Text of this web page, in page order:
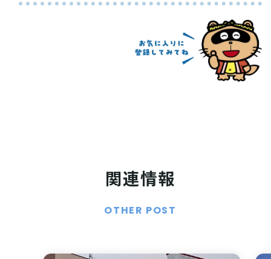
関連情報
OTHER POST